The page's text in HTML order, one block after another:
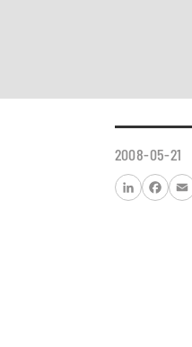
2008-05-21
FacebookEmail